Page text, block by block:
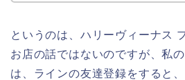
というのは、ハリーヴィーナス
お店の話ではないのですが、私
は、ラインの友達登録をすると